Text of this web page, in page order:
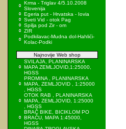
Krma - Triglav 4/5.10.2008
Slovenija
Egeria put - Hrvatska - Iovia
Sveti Vid - otok Pag
Spilja pod Zir - om
ZIR
Podkilavac-Mudna dol-Hahlići-
Kolac-Podki
Najnovije Web shop
SVILAJA, PLANINARSKA
MAPA ZEMLJOVID,1:25000,
HGSS
PROMINA , PLANINARSKA
MAPA, ZEMLJOVID , 1:25000
, HGSS
OTOK RAB , PLANINARSKA
MAPA, ZEMLJOVID, 1:25000
, HGSS
BRAČ BIKE, BICIKLOM PO
BRAČU, MAPA 1:45000,
HGSS